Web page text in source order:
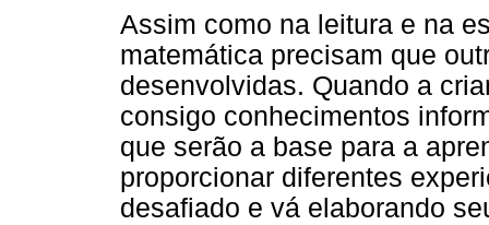
Assim como na leitura e na
matemática precisam que
desenvolvidas. Quando a
consigo conhecimentos
que serão a base para a
proporcionar diferentes
desafiado e vá elaborando